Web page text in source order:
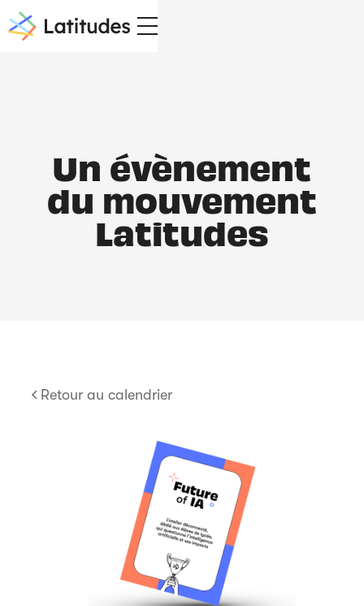
Un évènement
du mouvement
Latitudes
Retour au calendrier